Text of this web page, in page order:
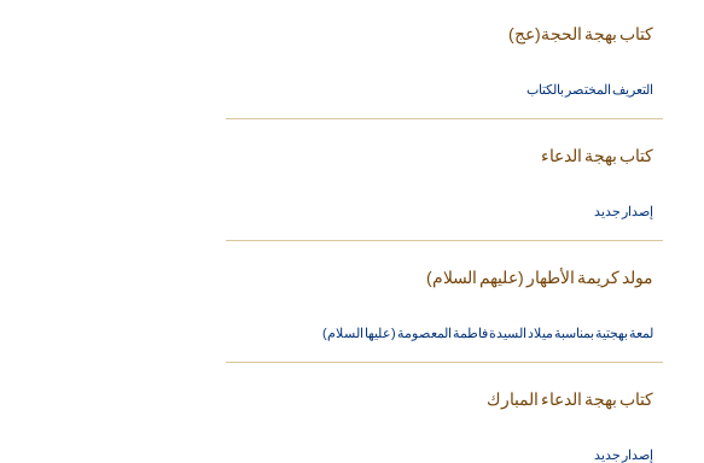
كتاب بهجة الحجة(عج)
التعريف المختصر بالكتاب
كتاب بهجة الدعاء
إصدار جديد
مولد كريمة الأطهار (عليهم السلام)
لمعة بهجتية بمناسبة ميلاد السيدة فاطمة المعصومة (عليها السلام)
كتاب بهجة الدعاء المبارك
إصدار جديد